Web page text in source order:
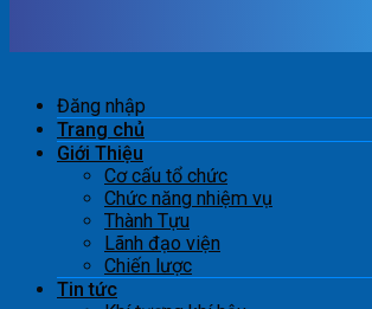
Đăng nhập
Trang chủ
Giới Thiệu
Cơ cấu tổ chức
Chức năng nhiệm vụ
Thành Tựu
Lãnh đạo viện
Chiến lược
Tin tức